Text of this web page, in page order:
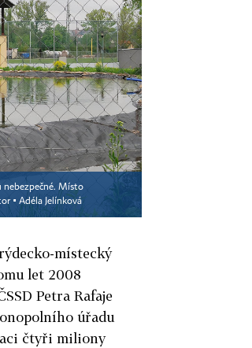
nebezpečné. Místo
▪ Adéla Jelínková
místecký
let 2008
Petra Rafaje
úřadu
čtyři miliony